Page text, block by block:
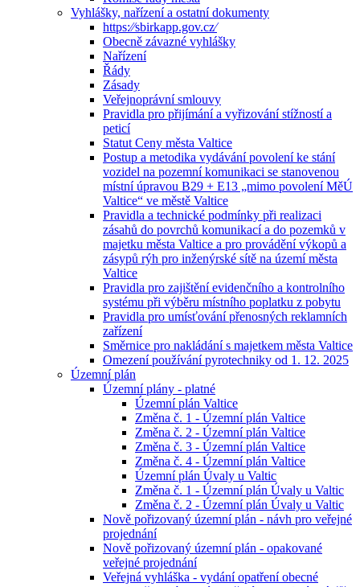
Vyhlášky, nařízení a ostatní dokumenty
https:⁄⁄sbirkapp.gov.cz⁄
Obecně závazné vyhlášky
Nařízení
Řády
Zásady
Veřejnoprávní smlouvy
Pravidla pro přijímání a vyřizování stížností a
peticí
Statut Ceny města Valtice
Postup a metodika vydávání povolení ke stání
vozidel na pozemní komunikaci se stanovenou
místní úpravou B29 + E13 „mimo povolení MěÚ
Valtice“ ve městě Valtice
Pravidla a technické podmínky při realizaci
zásahů do povrchů komunikací a do pozemků v
majetku města Valtice a pro provádění výkopů a
zásypů rýh pro inženýrské sítě na území města
Valtice
Pravidla pro zajištění evidenčního a kontrolního
systému při výběru místního poplatku z pobytu
Pravidla pro umísťování přenosných reklamních
zařízení
Směrnice pro nakládání s majetkem města Valtice
Omezení používání pyrotechniky od 1. 12. 2025
Územní plán
Územní plány - platné
Územní plán Valtice
Změna č. 1 - Územní plán Valtice
Změna č. 2 - Územní plán Valtice
Změna č. 3 - Územní plán Valtice
Změna č. 4 - Územní plán Valtice
Územní plán Úvaly u Valtic
Změna č. 1 - Územní plán Úvaly u Valtic
Změna č. 2 - Územní plán Úvaly u Valtic
Nově pořizovaný územní plán - návh pro veřejné
projednání
Nově pořizovaný územní plán - opakované
veřejné projednání
Veřejná vyhláška - vydání opatření obecné